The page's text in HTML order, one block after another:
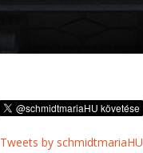
Tweets by schmidtmariaHU